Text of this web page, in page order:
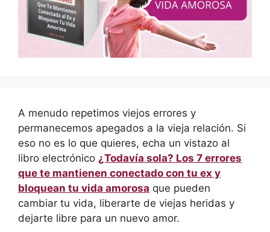
A menudo repetimos viejos errores y
permanecemos apegados a la vieja relación. Si
eso no es lo que quieres, echa un vistazo al
libro electrónico ¿Todavía sola? Los 7 errores
que te mantienen conectado con tu ex y
bloquean tu vida amorosa que pueden
cambiar tu vida, liberarte de viejas heridas y
dejarte libre para un nuevo amor.